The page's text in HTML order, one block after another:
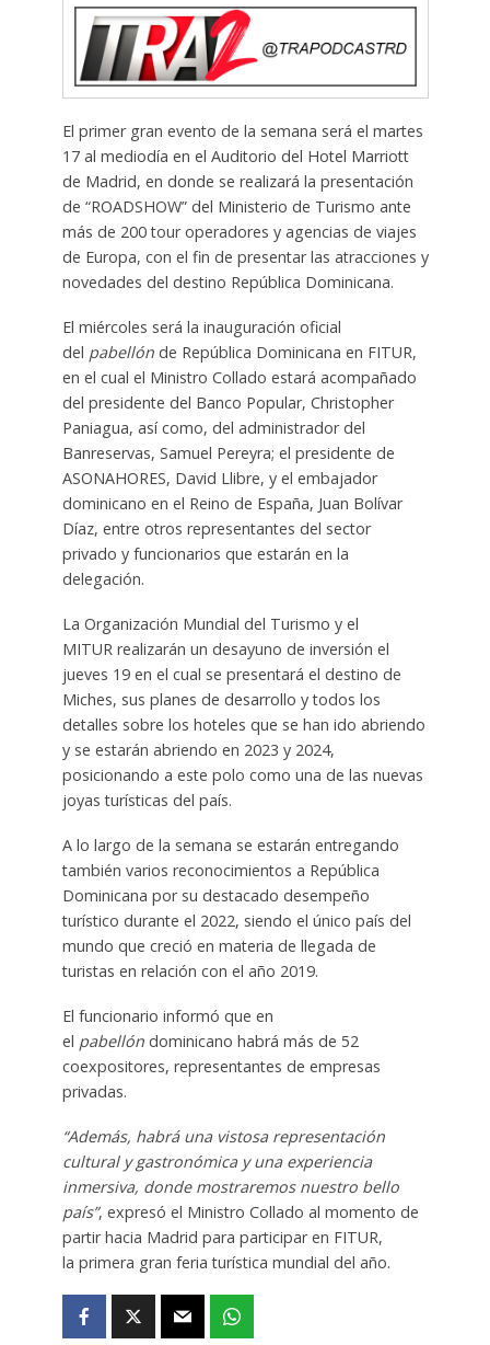
El primer gran evento de la semana será el martes
17 al mediodía en el Auditorio del Hotel Marriott
de Madrid, en donde se realizará la presentación
de “ROADSHOW” del Ministerio de Turismo ante
más de 200 tour operadores y agencias de viajes
de Europa, con el fin de presentar las atracciones y
novedades del destino República Dominicana.
El miércoles será la inauguración oficial
del pabellónde República Dominicana en FITUR,
en el cual el Ministro Collado estará acompañado
del presidente del Banco Popular, Christopher
Paniagua, así como, del administrador del
Banreservas, Samuel Pereyra; el presidente de
ASONAHORES, David Llibre, y el embajador
dominicano en el Reino de España, Juan Bolívar
Díaz, entre otros representantes del sector
privado y funcionarios que estarán en la
delegación.
La Organización Mundial del Turismo y el
MITUR realizarán un desayuno de inversión el
jueves 19 en el cual se presentará el destino de
Miches, sus planes de desarrollo y todos los
detalles sobre los hoteles que se han ido abriendo
y se estarán abriendo en 2023 y 2024,
posicionando a este polo como una de las nuevas
joyas turísticas del país.
A lo largo de la semana se estarán entregando
también varios reconocimientos a República
Dominicana por su destacado desempeño
turístico durante el 2022, siendo el único país del
mundo que creció en materia de llegada de
turistas en relación con el año 2019.
El funcionario informó que en
el pabellóndominicano habrá más de 52
coexpositores, representantes de empresas
privadas.
“Además, habrá una vistosa representación
cultural y gastronómica y una experiencia
inmersiva, donde mostraremos nuestro bello
país”, expresó el Ministro Collado al momento de
partir hacia Madrid para participar en FITUR,
la primera gran feria turística mundial del año.